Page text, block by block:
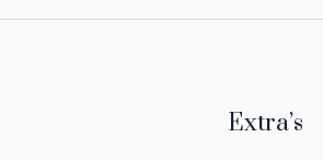
Extra’s